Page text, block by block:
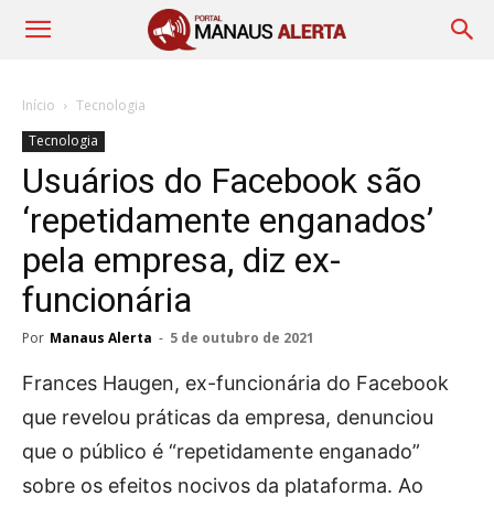
Início
Tecnologia
Tecnologia
Usuários do Facebook são
‘repetidamente enganados’
pela empresa, diz ex-
funcionária
Por Manaus Alerta - 5 de outubro de 2021
Frances Haugen, ex-funcionária do Facebook
que revelou práticas da empresa, denunciou
que o público é “repetidamente enganado”
sobre os efeitos nocivos da plataforma. Ao